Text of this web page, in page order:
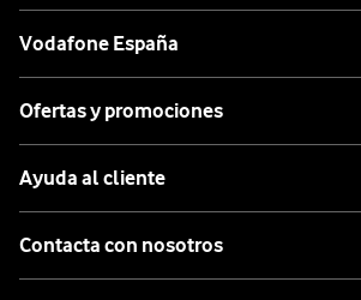
Vodafone España
Ofertas y promociones
Ayuda al cliente
Contacta con nosotros